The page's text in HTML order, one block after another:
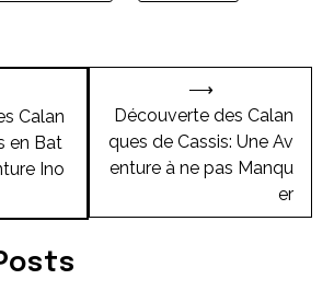
Calan
en Bat
Ino
Découverte des Calan
ques de Cassis: Une Av
enture à ne pas Manqu
er
⟶